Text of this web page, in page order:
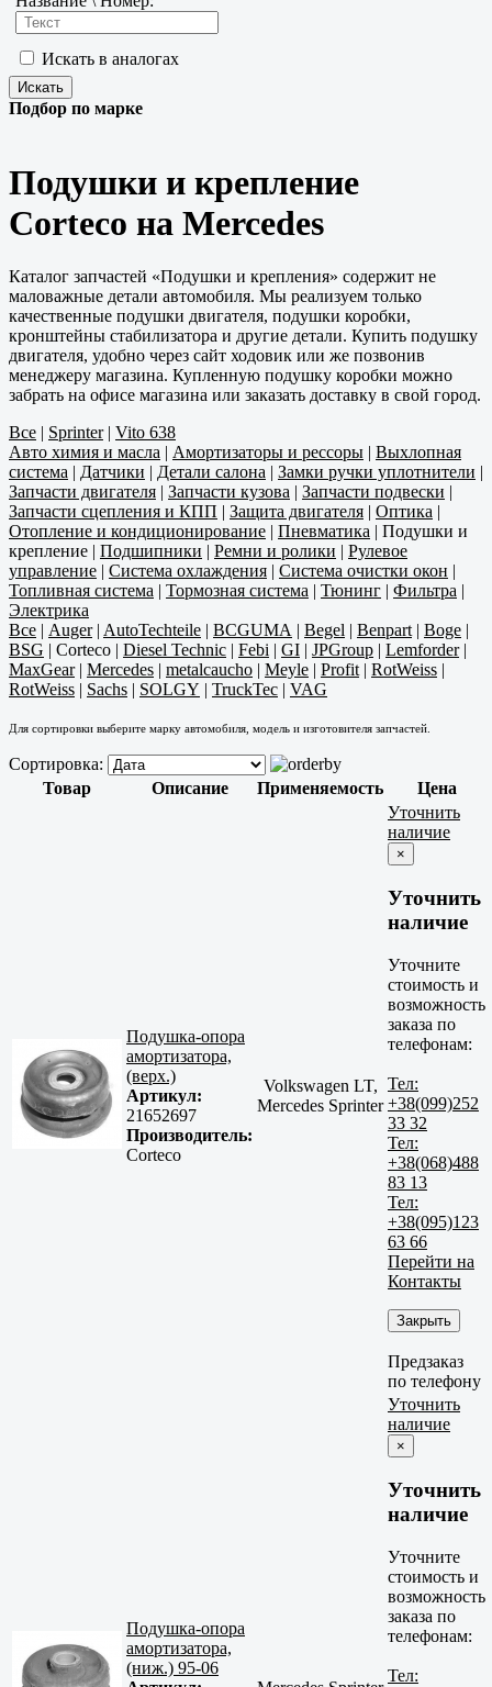
Искать в аналогах
Подбор по марке
Подушки и крепление
Corteco на Mercedes
Каталог запчастей «Подушки и крепления» содержит не
маловажные детали автомобиля. Мы реализуем только
качественные подушки двигателя, подушки коробки,
кронштейны стабилизатора и другие детали. Купить подушку
двигателя, удобно через сайт ходовик или же позвонив
менеджеру магазина. Купленную подушку коробки можно
забрать на офисе магазина или заказать доставку в свой город.
Все | Sprinter| Vito 638
Авто химия и масла | Амортизаторы и рессоры | Выхлопная
система | Датчики | Детали салона | Замки ручки уплотнители |
Запчасти двигателя | Запчасти кузова | Запчасти подвески |
Запчасти сцепления и КПП | Защита двигателя | Оптика |
Отопление и кондиционирование | Пневматика | Подушки и
крепление | Подшипники | Ремни и ролики | Рулевое
управление | Система охлаждения | Система очистки окон |
Топливная система | Тормозная система | Тюнинг | Фильтра |
Электрика
Все | Auger| AutoTechteile | BCGUMA | Begel | Benpart | Boge |
BSG | Corteco | Diesel Technic | Febi | GI | JPGroup | Lemforder|
MaxGear| Mercedes | metalcaucho | Meyle | Profit | RotWeiss |
RotWeiss | Sachs | SOLGY | TruckTec | VAG
Для сортировки выберите марку автомобиля, модель и изготовителя запчастей.
Сортировка:
Товар
Описание Применяемость Цена
Подушка-опора
амортизатора,
(верх.)
Артикул:
21652697
Производитель:
Corteco
Volkswagen LT,
Mercedes Sprinter
Уточнить
наличие
×
Уточнить
наличие
Уточните
стоимость и
возможность
заказа по
телефонам:
Тел:
+38(099)252
33 32
Тел:
+38(068)488
83 13
Тел:
+38(095)123
63 66
Перейти на
Контакты
Закрыть
Предзаказ
по телефону
Подушка-опора
амортизатора,
(ниж.) 95-06
Уточнить
наличие
×
Уточнить
наличие
Уточните
стоимость и
возможность
заказа по
телефонам:
Тел: